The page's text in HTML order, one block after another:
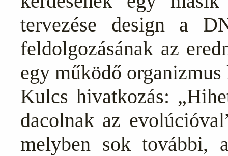
tervezése design a
feldolgozásának az
egy működő organizmus
Kulcs hivatkozás:
dacolnak az
melyben sok további,